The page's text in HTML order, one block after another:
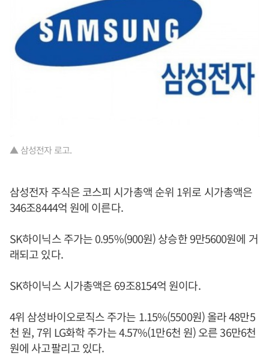
▲ 삼성전자 로고.
삼성전자 주식은 코스피 시가총액 순위 1위로 시가총액은
346조8444억 원에 이른다.
SK하이닉스 주가는 0.95%(900원) 상승한 9만5600원에 거
래되고 있다.
SK하이닉스 시가총액은 69조8154억 원이다.
4위 삼성바이오로직스 주가는 1.15%(5500원) 올라 48만5
천 원, 7위 LG화학 주가는 4.57%(1만6천 원) 오른 36만6천
원에 사고팔리고 있다.